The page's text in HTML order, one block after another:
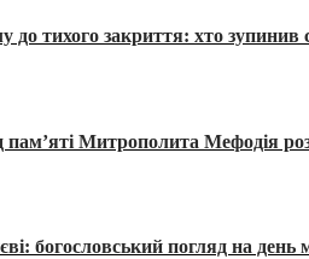
до тихого закриття: хто
Митрополита Мефодія
богословський погляд на день